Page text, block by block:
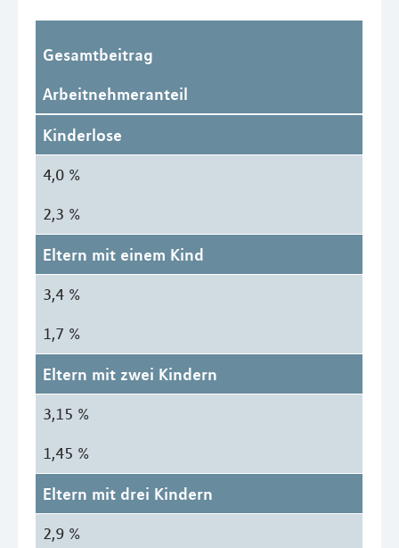
Gesamtbeitrag
Arbeitnehmeranteil
Kinderlose
4,0 %
2,3 %
Eltern mit einem Kind
3,4 %
1,7 %
Eltern mit zwei Kindern
3,15 %
1,45 %
Eltern mit drei Kindern
2,9 %